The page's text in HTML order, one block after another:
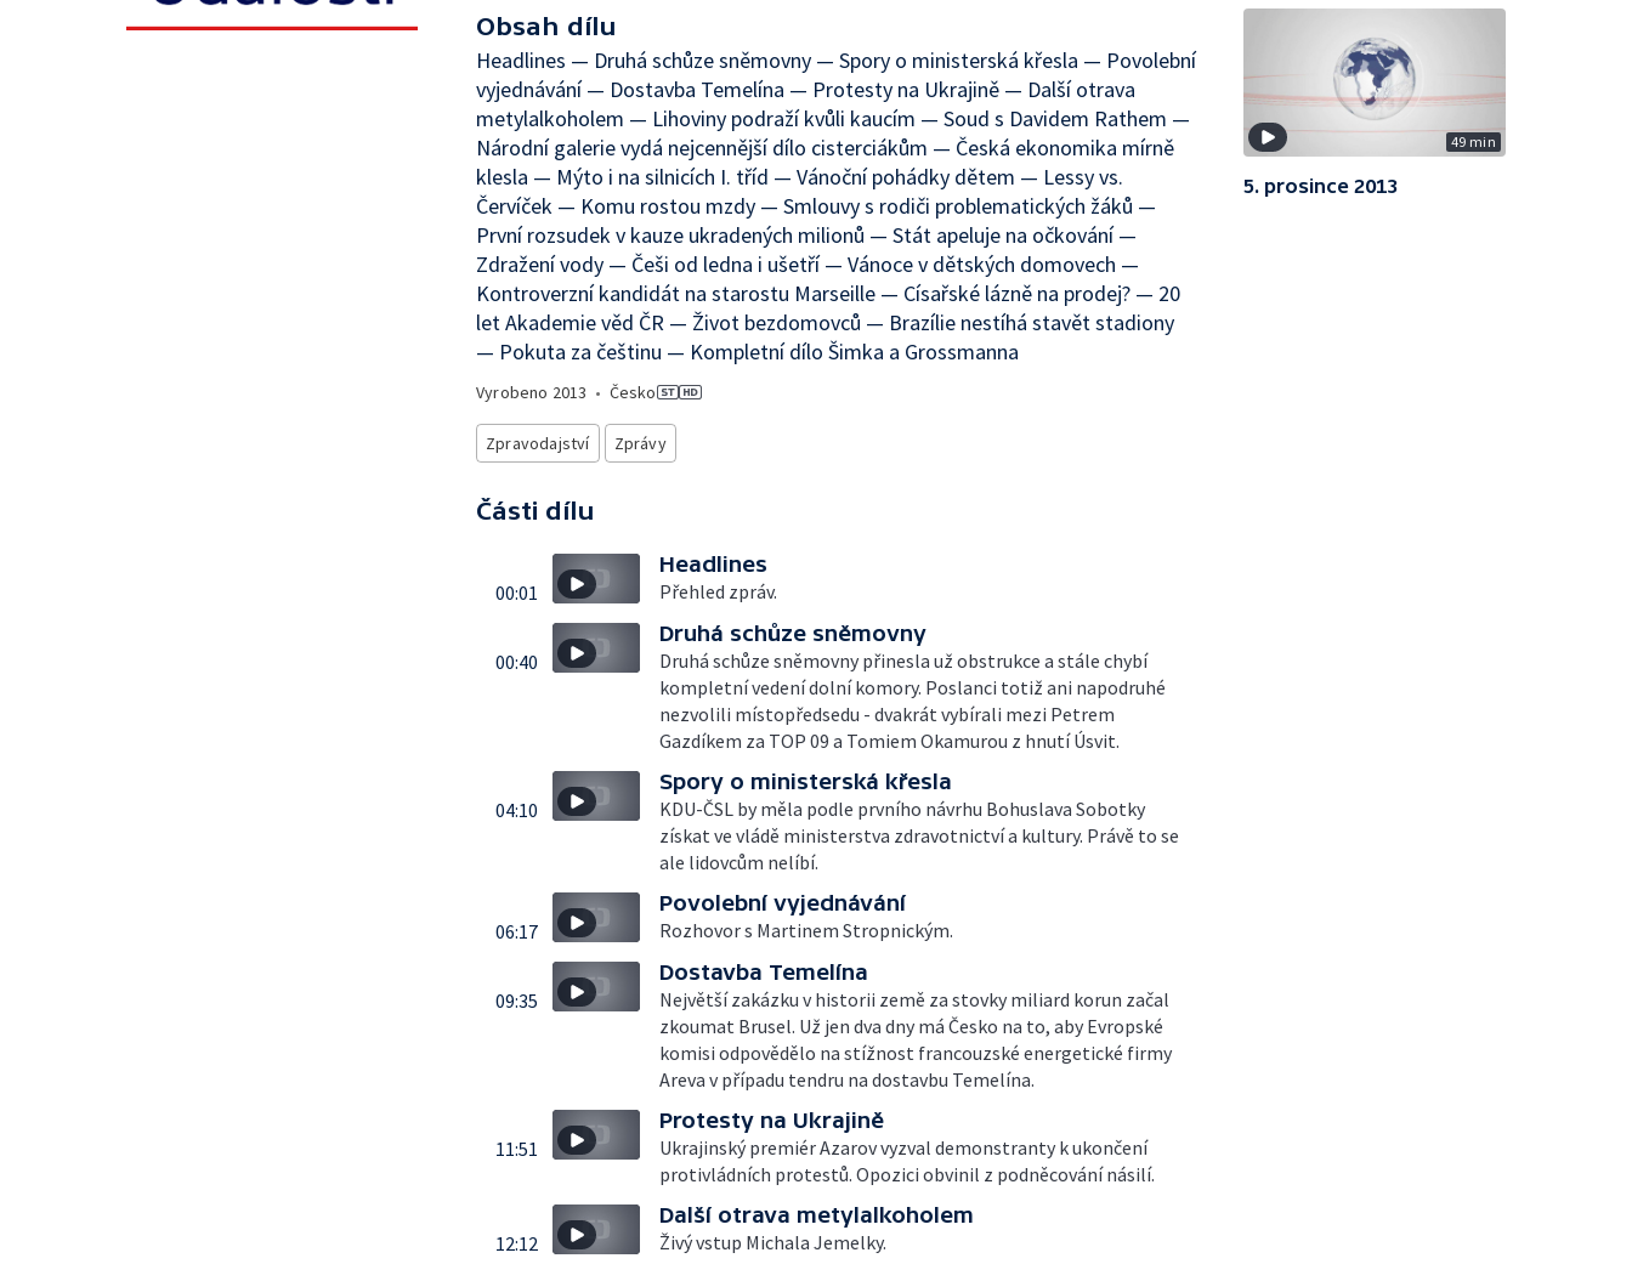
Obsah dílu
Headlines — Druhá schůze sněmovny — Spory o ministerská křesla — Povolební
vyjednávání — Dostavba Temelína — Protesty na Ukrajině — Další otrava
metylalkoholem — Lihoviny podraží kvůli kaucím — Soud s Davidem Rathem —
Národní galerie vydá nejcennější dílo cisterciákům — Česká ekonomika mírně
klesla — Mýto i na silnicích I. tříd — Vánoční pohádky dětem — Lessy vs.
Červíček — Komu rostou mzdy — Smlouvy s rodiči problematických žáků —
První rozsudek v kauze ukradených milionů — Stát apeluje na očkování —
Zdražení vody — Češi od ledna i ušetří — Vánoce v dětských domovech —
Kontroverzní kandidát na starostu Marseille — Císařské lázně na prodej? — 20
let Akademie věd ČR — Život bezdomovců — Brazílie nestíhá stavět stadiony
— Pokuta za češtinu — Kompletní dílo Šimka a Grossmanna
Vyrobeno 2013 • Česko
Zpravodajství Zprávy
Části dílu
00:01
Headlines
Přehled zpráv.
00:40
Druhá schůze sněmovny
Druhá schůze sněmovny přinesla už obstrukce a stále chybí
kompletní vedení dolní komory. Poslanci totiž ani napodruhé
nezvolili místopředsedu - dvakrát vybírali mezi Petrem
Gazdíkem za TOP 09 a Tomiem Okamurou z hnutí Úsvit.
04:10
Spory o ministerská křesla
KDU-ČSL by měla podle prvního návrhu Bohuslava Sobotky
získat ve vládě ministerstva zdravotnictví a kultury. Právě to se
ale lidovcům nelíbí.
06:17
Povolební vyjednávání
Rozhovor s Martinem Stropnickým.
09:35
Dostavba Temelína
Největší zakázku v historii země za stovky miliard korun začal
zkoumat Brusel. Už jen dva dny má Česko na to, aby Evropské
komisi odpovědělo na stížnost francouzské energetické firmy
Areva v případu tendru na dostavbu Temelína.
11:51
Protesty na Ukrajině
Ukrajinský premiér Azarov vyzval demonstranty k ukončení
protivládních protestů. Opozici obvinil z podněcování násilí.
12:12
Další otrava metylalkoholem
Živý vstup Michala Jemelky.
49 min
5. prosince 2013